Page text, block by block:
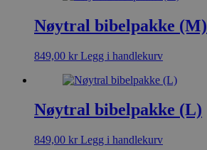
Nøytral bibelpakke (M)
849,00 kr Legg i handlekurv
Nøytral bibelpakke (L)
849,00 kr Legg i handlekurv